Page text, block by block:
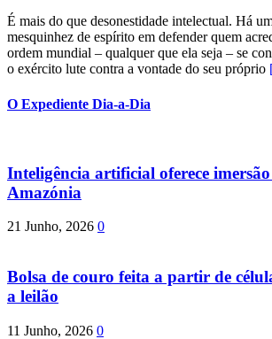
É mais do que desonestidade intelectual. Há
mesquinhez de espírito em defender quem
ordem mundial – qualquer que ela seja – se
o exército lute contra a vontade do seu próprio
O Expediente Dia-a-Dia
Inteligência artificial oferece
Amazónia
21 Junho, 2026 0
Bolsa de couro feita a partir de
a leilão
11 Junho, 2026 0